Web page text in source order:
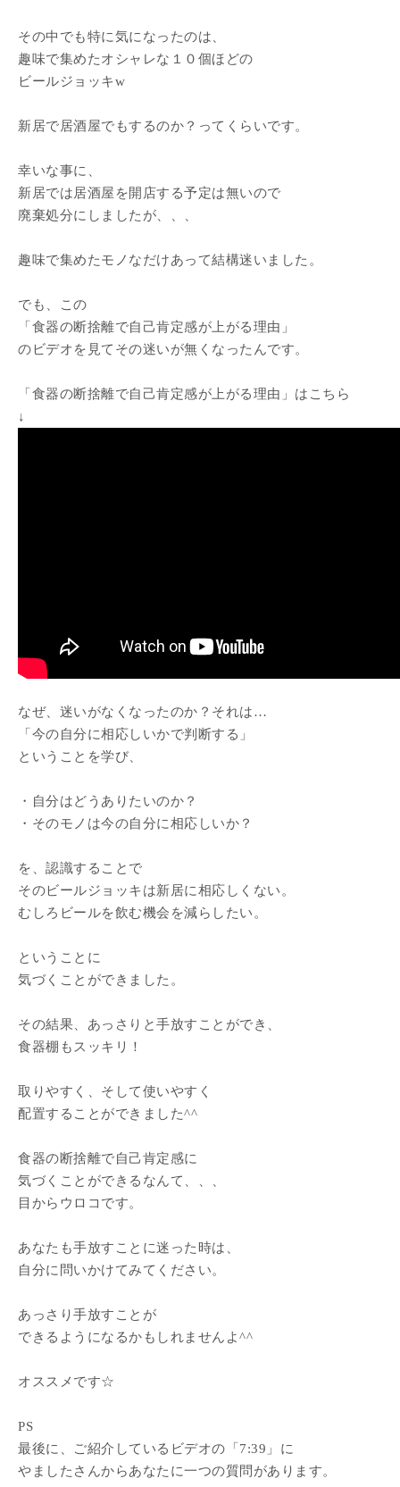
その中でも特に気になったのは、
趣味で集めたオシャレな１０個ほどの
ビールジョッキw
新居で居酒屋でもするのか？ってくらいです。
幸いな事に、
新居では居酒屋を開店する予定は無いので
廃棄処分にしましたが、、、
趣味で集めたモノなだけあって結構迷いました。
でも、この
「食器の断捨離で自己肯定感が上がる理由」
のビデオを見てその迷いが無くなったんです。
「食器の断捨離で自己肯定感が上がる理由」はこちら
↓
なぜ、迷いがなくなったのか？それは…
「今の自分に相応しいかで判断する」
ということを学び、
・自分はどうありたいのか？
・そのモノは今の自分に相応しいか？
を、認識することで
そのビールジョッキは新居に相応しくない。
むしろビールを飲む機会を減らしたい。
ということに
気づくことができました。
その結果、あっさりと手放すことができ、
食器棚もスッキリ！
取りやすく、そして使いやすく
配置することができました^^
食器の断捨離で自己肯定感に
気づくことができるなんて、、、
目からウロコです。
あなたも手放すことに迷った時は、
自分に問いかけてみてください。
あっさり手放すことが
できるようになるかもしれませんよ^^
オススメです☆
PS
最後に、ご紹介しているビデオの「7:39」に
やましたさんからあなたに一つの質問があります。